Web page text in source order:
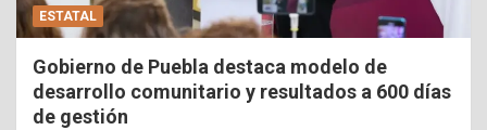
ESTATAL
Gobierno de Puebla destaca modelo de
desarrollo comunitario y resultados a 600 días
de gestión